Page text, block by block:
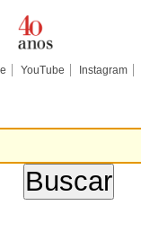
YouTube Instagram